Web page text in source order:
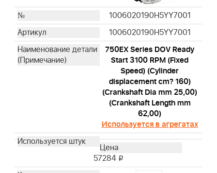
1006020190H5YY7001
1006020190H5YY7001
750EX Series DOV Ready
Start 3100 RPM (Fixed
Speed) (Cylinder
displacement cm? 160)
(Crankshaft Dia mm 25,00)
(Crankshaft Length mm
62,00)
Используется в агрегатах
57284 i